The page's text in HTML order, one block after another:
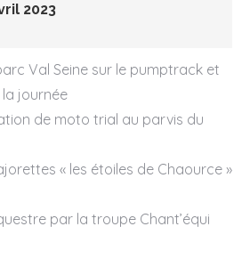
2023
Val Seine sur le pumptrack et
journée
de moto trial au parvis du
« les étoiles de Chaource »
par la troupe Chant’équi